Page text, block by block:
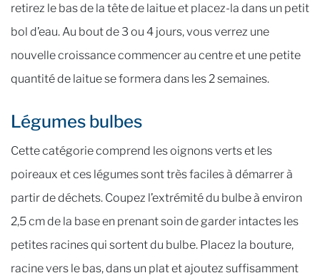
retirez le bas de la tête de laitue et placez-la dans un petit
bol d’eau. Au bout de 3 ou 4 jours, vous verrez une
nouvelle croissance commencer au centre et une petite
quantité de laitue se formera dans les 2 semaines.
Légumes bulbes
Cette catégorie comprend les oignons verts et les
poireaux et ces légumes sont très faciles à démarrer à
partir de déchets. Coupez l’extrémité du bulbe à environ
2,5 cm de la base en prenant soin de garder intactes les
petites racines qui sortent du bulbe. Placez la bouture,
racine vers le bas, dans un plat et ajoutez suffisamment